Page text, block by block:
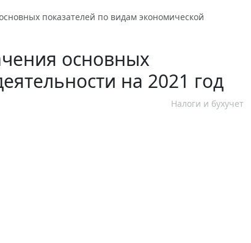
показателей по видам экономической
основных
на 2021 год
Налоги и бухучет